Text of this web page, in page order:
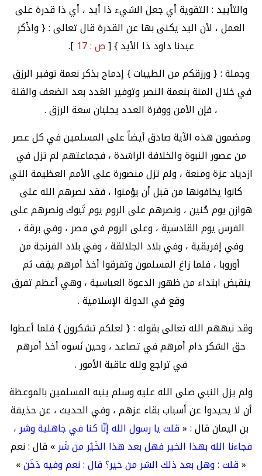
والتأييد : التقوية أي جعل الشيء ذا أيد ، أي ذا قدرة على
العمل ، لأن اليد يكنى بها عن القدرة قال تعالى : { واذْكر
عبدنا داود ذا الأيد } [ص : 17
].
وجملة : { ورزقكم من الطيبات } إدماج بذكر نعمة توفير الرزق
في خلال المنة بنعمة النصر وتوفير العَدد بعد الضعف والقلة
، فإن الأمن ووفرة العدد يجلبان سعة الرزق .
ومضمون هذه الآية صادق أيضاً على المسلمين في كل عصر
من عصور النبوة والخلافة الراشدة ، فجماعتهم لم تزل في
ازدياد عزة ومنعة ، ولم تزل منصورة على الأمم العظيمة التي
كانوا يخافونها من قبل أن يؤمنوا ، فقد نصرهم الله على
هوازن يوم حُنين ، ونصرهم على الروم يوم تَبوك ونصرهم على
الفرس يوم القادسية ، وعلى الروم في مصر ، وفي برقة ،
وفي إفريقية ، وفي بلاد الجلالقة ، وفي بلاد الفرنجة من
أوروبا ، فلما زاغ المسلمون وتفرقوا أخذ أمرهم يقِف ثم
ينقبض ابتداء من ظهور الدعوة العباسية ، وهي أعظم تفرق
وقع في الدولة الإسلامية .
وقد نبههم الله تعالى بقوله : { لعلكم تشكرون } فلما أعطوا
حق الشكر دام أمرهم في تصاعد ، وحين نَسوه أخذ أمرهم
في تراجع ولله عاقبة الأمور .
ولم يزل النبي صلى الله عليه وسلم ينبه المسلمين بالموعظة
أن لا يحيدوا عن أسباب بقاء عزهم ، وفي الحديث ، عن حذيفة
بن اليمان قال : «قلت يا رسول الله إنّا كنا في جاهلية وشر ،
فجاءنا الله بهذا الخير فهل بعد هذا الخَيْر من شَر» قال : نعم
«قلت : وهل بعد ذلك الشر من خير؟ قال : نعم وفيه دَخَن»